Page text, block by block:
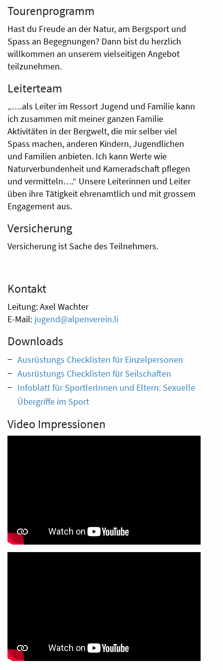
Tourenprogramm
Hast du Freude an der Natur, am Bergsport und
Spass an Begegnungen? Dann bist du herzlich
willkommen an unserem vielseitigen Angebot
teilzunehmen.
Leiterteam
„….als Leiter im Ressort Jugend und Familie kann
ich zusammen mit meiner ganzen Familie
Aktivitäten in der Bergwelt, die mir selber viel
Spass machen, anderen Kindern, Jugendlichen
und Familien anbieten. Ich kann Werte wie
Naturverbundenheit und Kameradschaft pflegen
und vermitteln….“ Unsere Leiterinnen und Leiter
üben ihre Tätigkeit ehrenamtlich und mit grossem
Engagement aus.
Versicherung
Versicherung ist Sache des Teilnehmers.
Kontakt
Leitung: Axel Wachter
E-Mail: jugend@alpenverein.li
Downloads
Ausrüstungs Checklisten für Einzelpersonen
Ausrüstungs Checklisten für Seilschaften
Infoblatt für SportlerInnen und Eltern: Sexuelle
Übergriffe im Sport
Video Impressionen